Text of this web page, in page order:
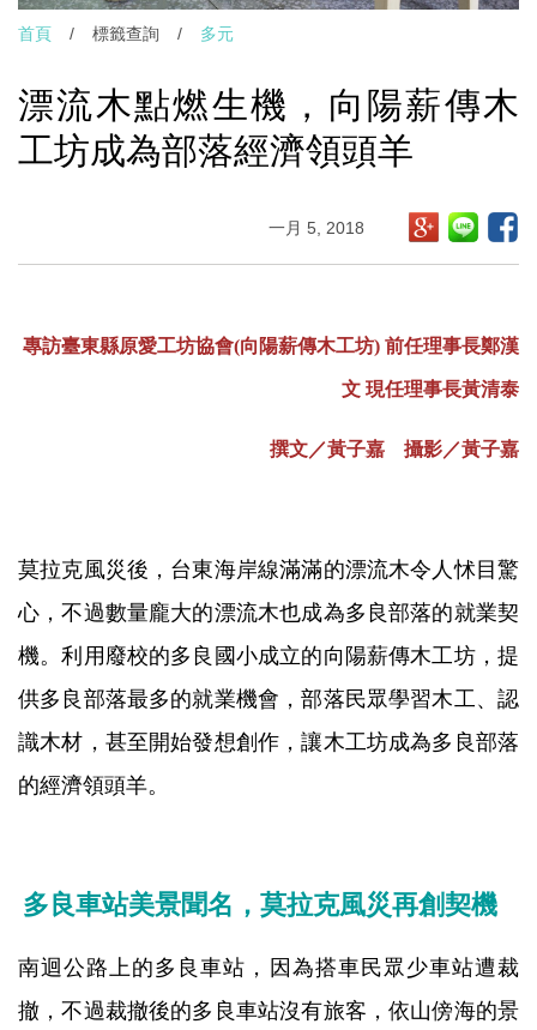
首頁 / 標籤查詢 / 多元
漂流木點燃生機，向陽薪傳木
工坊成為部落經濟領頭羊
一月 5, 2018
專訪臺東縣原愛工坊協會(向陽薪傳木工坊) 前任理事長鄭漢
文 現任理事長黃清泰
撰文／黃子嘉 攝影／黃子嘉
莫拉克風災後，台東海岸線滿滿的漂流木令人怵目驚
心，不過數量龐大的漂流木也成為多良部落的就業契
機。利用廢校的多良國小成立的向陽薪傳木工坊，提
供多良部落最多的就業機會，部落民眾學習木工、認
識木材，甚至開始發想創作，讓木工坊成為多良部落
的經濟領頭羊。
多良車站美景聞名，莫拉克風災再創契機
南迴公路上的多良車站，因為搭車民眾少車站遭裁
撤，不過裁撤後的多良車站沒有旅客，依山傍海的景